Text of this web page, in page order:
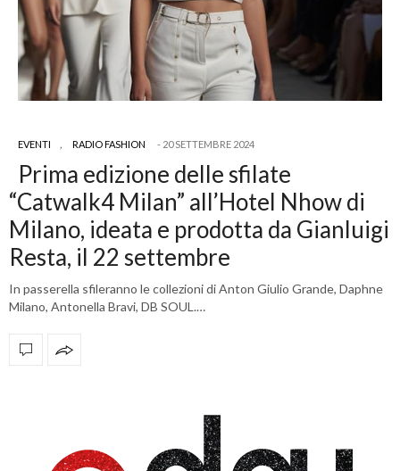
EVENTI , RADIO FASHION 20 SETTEMBRE 2024
Prima edizione delle sfilate
“Catwalk4 Milan” all’Hotel Nhow di
Milano, ideata e prodotta da Gianluigi
Resta, il 22 settembre
In passerella sfileranno le collezioni di Anton Giulio Grande, Daphne
Milano, Antonella Bravi, DB SOUL.…